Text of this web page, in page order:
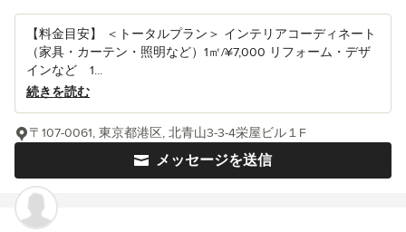
【料金目安】 ＜トータルプラン＞ インテリアコーディネート
（家具・カーテン・照明など）1㎡/¥7,000 リフォーム・デザ
インなど 1...
続きを読む
メッセージを送信
〒107-0061, 東京都港区, 北青山3-3-4栄屋ビル１F